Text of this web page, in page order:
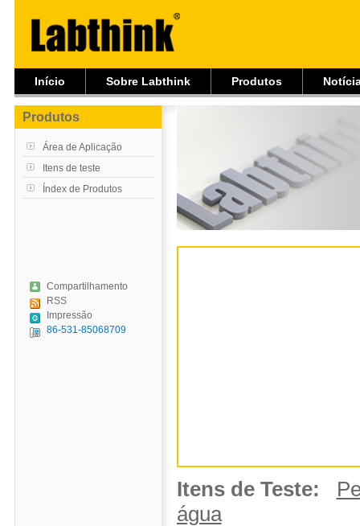
Início Sobre Labthink Produtos
Produtos
Área de Aplicação
Itens de teste
Índex de Produtos
Compartilhamento
RSS
Impressão
86-531-85068709
Itens de Teste:
água